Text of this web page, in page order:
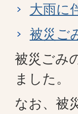
大雨に
被災ご
被災ごみ
ました。
なお、被